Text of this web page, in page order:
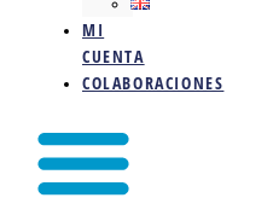
MI
CUENTA
COLABORACIONES